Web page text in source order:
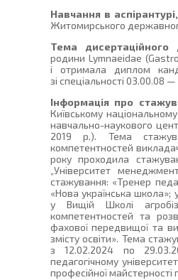
Навчання в
Житомирського
Тема дисертаційного
родини Lymnaeidae
і отримала диплом
зі спеціальності 03.00.08 —
Інформація про
Київському
навчально-наукового
2019 р.). Тема
компетентностей
року проходила
„Університет
стажування: «Тренер
«Нова українська
у Вищій Школі
компетентностей та
фахової передвищої та
змісту освіти». Тема
з 12.02.2024 по
педагогічному
професійної майстерності